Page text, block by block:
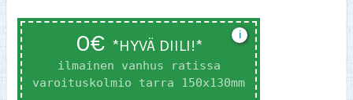
0€ *HYVÄ DIILI!*
ilmainen vanhus ratissa
varoituskolmio tarra 150x130mm
i